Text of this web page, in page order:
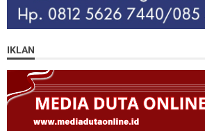
IKLAN